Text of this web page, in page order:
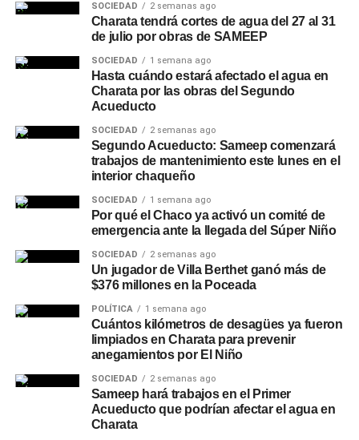
SOCIEDAD 2 semanas ago
Charata tendrá cortes de agua del 27 al 31
de julio por obras de SAMEEP
SOCIEDAD 1 semana ago
Hasta cuándo estará afectado el agua en
Charata por las obras del Segundo
Acueducto
SOCIEDAD 2 semanas ago
Segundo Acueducto: Sameep comenzará
trabajos de mantenimiento este lunes en el
interior chaqueño
SOCIEDAD 1 semana ago
Por qué el Chaco ya activó un comité de
emergencia ante la llegada del Súper Niño
SOCIEDAD 2 semanas ago
Un jugador de Villa Berthet ganó más de
$376 millones en la Poceada
POLÍTICA 1 semana ago
Cuántos kilómetros de desagües ya fueron
limpiados en Charata para prevenir
anegamientos por El Niño
SOCIEDAD 2 semanas ago
Sameep hará trabajos en el Primer
Acueducto que podrían afectar el agua en
Charata